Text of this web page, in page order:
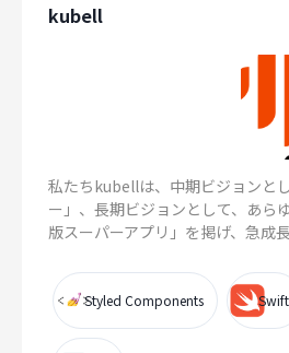
kubell
私たちkubellは、中期ビジョンと
ー」、長期ビジョンとして、あら
版スーパーアプリ」を掲げ、急成
Styled Components Swift